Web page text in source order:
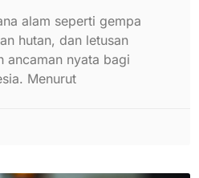
alam seperti gempa
hutan, dan letusan
ancaman nyata bagi
Menurut